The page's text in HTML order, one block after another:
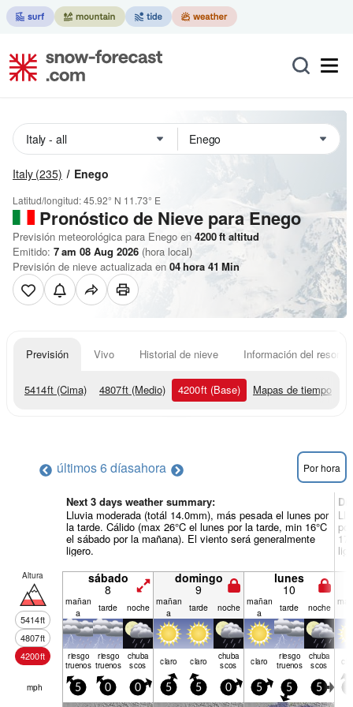
Italy (235) Enego
Latitud/longitud:45.92° N 11.73° E
Pronóstico de Nieve para Enego
Previsión meteorológica para Enego en 4200ft altitud
Emitido: 7 am 08 Aug 2026 (hora local)
Previsión de nieve actualizada en 04hora 41 Min
Previsión Vivo Historial de nieve Información del resort
5414ft (Cima) 4807ft (Medio) 4200ft (Base) Mapas de tiempo
últimos 6 díasahora Por hora
Next 3 days weather summary:
Lluvia moderada (totál 14.0mm), más pesada el lunes por
la tarde. Cálido (max 26°C el lunes por la tarde, min 16°C
el sábado por la mañana). El viento será generalmente
ligero.
Altura
5414ft
4807ft
4200ft
sábado
8
domingo
9
lunes
10
mañan
a
tarde noche mañan
a
tarde noche mañan
a
tarde noche
riesgo
truenos
riesgo
truenos
chuba
scos claro claro chuba
scos claro riesgo
truenos
chuba
scos
mph 5 0 0 5 5 0 5 5 5